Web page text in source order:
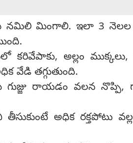
నమిలి మింగాలి. ఇలా 3
కరివేపాకు, అల్లం ముక్కలు,
వేడి తగ్గుతుంది.
రాయడం వలన
అధిక రక్తపోటు